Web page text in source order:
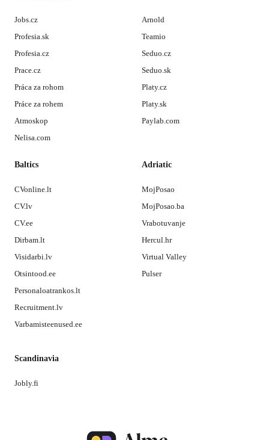
Jobs.cz
Profesia.sk
Profesia.cz
Prace.cz
Práca za rohom
Práce za rohem
Atmoskop
Nelisa.com
Arnold
Teamio
Seduo.cz
Seduo.sk
Platy.cz
Platy.sk
Paylab.com
Baltics
CVonline.lt
CV.lv
CV.ee
Dirbam.lt
Visidarbi.lv
Otsintood.ee
Personaloatrankos.lt
Recruitment.lv
Varbamisteenused.ee
Adriatic
MojPosao
MojPosao.ba
Vrabotuvanje
Hercul.hr
Virtual Valley
Pulser
Scandinavia
Jobly.fi